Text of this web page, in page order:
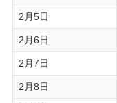
2月5日
2月6日
2月7日
2月8日